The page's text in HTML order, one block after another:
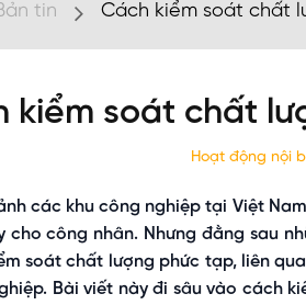
tin Cách kiểm soát chất
kiểm soát chất
Hoạt động nội
các khu công nghiệp tại Việt
cho công nhân. Nhưng đằng sau
soát chất lượng phức tạp, liên
Bài viết này đi sâu vào cách